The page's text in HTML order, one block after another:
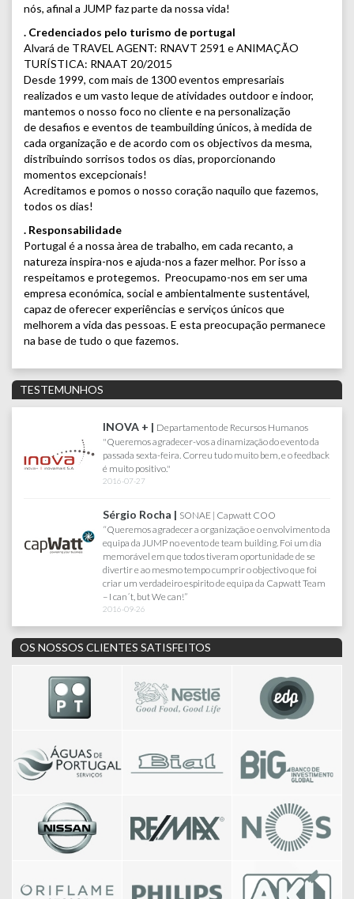
nós, afinal a JUMP faz parte da nossa vida!
. Credenciados pelo turismo de portugal
Alvará de TRAVEL AGENT: RNAVT 2591 e ANIMAÇÃO
TURÍSTICA: RNAAT 20/2015
Desde 1999, com mais de 1300 eventos empresariais
realizados e um vasto leque de atividades outdoor e indoor,
mantemos o nosso foco no cliente e na personalização
de desafios e eventos de teambuilding únicos, à medida de
cada organização e de acordo com os objectivos da mesma,
distribuindo sorrisos todos os dias, proporcionando
momentos excepcionais!
Acreditamos e pomos o nosso coração naquilo que fazemos,
todos os dias!
. Responsabilidade
Portugal é a nossa àrea de trabalho, em cada recanto, a
natureza inspira-nos e ajuda-nos a fazer melhor. Por isso a
respeitamos e protegemos. Preocupamo-nos em ser uma
empresa económica, social e ambientalmente sustentável,
capaz de oferecer experiências e serviços únicos que
melhorem a vida das pessoas. E esta preocupação permanece
na base de tudo o que fazemos.
TESTEMUNHOS
INOVA + | Departamento de Recursos Humanos
"Queremos agradecer-vos a dinamização do evento da
passada sexta-feira. Correu tudo muito bem, e o feedback
é muito positivo."
2016-07-27
Sérgio Rocha | SONAE | Capwatt COO
“Queremos agradecer a organização e o envolvimento da
equipa da JUMP no evento de team building. Foi um dia
memorável em que todos tiveram oportunidade de se
divertir e ao mesmo tempo cumprir o objectivo que foi
criar um verdadeiro espirito de equipa da Capwatt Team
– I can´t, but We can!”
2016-09-26
OS NOSSOS CLIENTES SATISFEITOS